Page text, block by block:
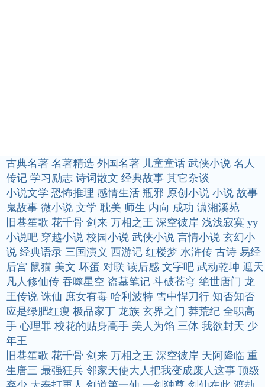
古典名著 名著精选 外国名著 儿童童话 武侠小说 名人
传记 学习励志 诗词散文 经典故事 其它杂谈
小说文学 恐怖推理 感情生活 瓶邪 原创小说 小说 故事
鬼故事 微小说 文学 耽美 师生 内向 成功 潇湘溪苑
旧巷笙歌 花千骨 剑来 万相之王 深空彼岸 浅浅寂寞 yy
小说吧 穿越小说 校园小说 武侠小说 言情小说 玄幻小
说 经典语录 三国演义 西游记 红楼梦 水浒传 古诗 易经
后宫 鼠猫 美文 坏蛋 对联 读后感 文字吧 武动乾坤 遮天
凡人修仙传 吞噬星空 盗墓笔记 斗破苍穹 绝世唐门 龙
王传说 诛仙 庶女有毒 哈利波特 雪中悍刀行 知否知否
应是绿肥红瘦 极品家丁 龙族 玄界之门 莽荒纪 全职高
手 心理罪 校花的贴身高手 美人为馅 三体 我欲封天 少
年王
旧巷笙歌 花千骨 剑来 万相之王 深空彼岸 天阿降临 重
生唐三 最强狂兵 邻家天使大人把我变成废人这事 顶级